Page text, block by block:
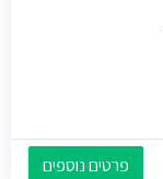
פרטים נוספים